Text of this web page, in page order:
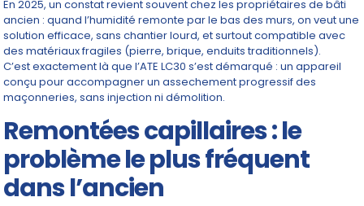
En 2025, un constat revient souvent chez les propriétaires de bâti
ancien : quand l’humidité remonte par le bas des murs, on veut une
solution efficace, sans chantier lourd, et surtout compatible avec
des matériaux fragiles (pierre, brique, enduits traditionnels).
C’est exactement là que l’ATE LC30 s’est démarqué : un appareil
conçu pour accompagner un assechement progressif des
maçonneries, sans injection ni démolition.
Remontées capillaires : le
problème le plus fréquent
dans l’ancien